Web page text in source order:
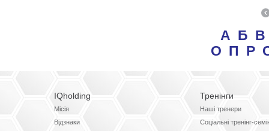
А Б В
О П Р
IQholding
Місія
Відзнаки
Тренінги
Наші тренери
Соціальні тренінг-